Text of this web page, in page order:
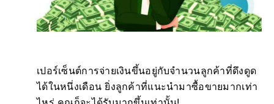
เปอร์เซ็นต์การจ่ายเงินขึ้นอยู่กับจำนวนลูกค้าที่ดึงดูด
ได้ในหนึ่งเดือน ยิ่งลูกค้าที่แนะนำมาซื้อขายมากเท่า